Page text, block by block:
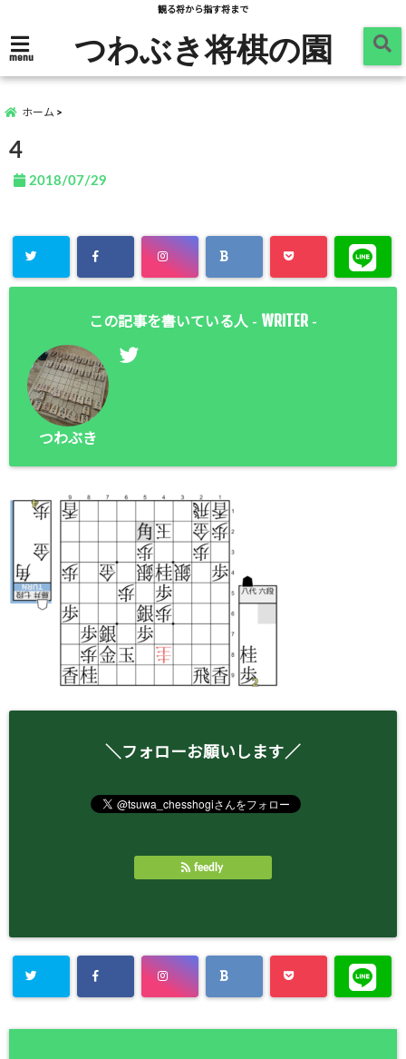
観る将から指す将まで
menu つわぶき将棋の園
ホーム
4
2018/07/29
この記事を書いている人 - WRITER -
つわぶき
＼フォローお願いします／
feedly